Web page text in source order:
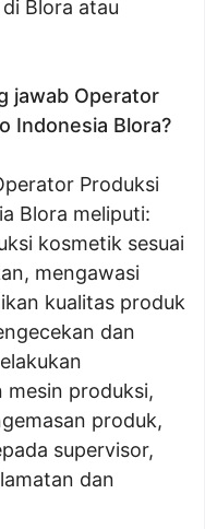
Blora atau
jawab Operator
Indonesia Blora?
Produksi
Blora meliputi:
kosmetik sesuai
mengawasi
kualitas produk
dan
mesin produksi,
produk,
supervisor,
dan